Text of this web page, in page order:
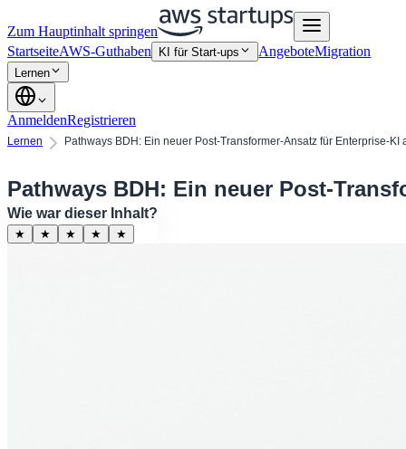
Zum Hauptinhalt springen
StartseiteAWS-Guthaben KI für Start-ups AngeboteMigration
Lernen
AnmeldenRegistrieren
Lernen Pathways BDH: Ein neuer Post-Transformer-Ansatz für Enterprise-KI
Pathways BDH: Ein neuer Post-
Wie war dieser Inhalt?
★ ★ ★ ★ ★